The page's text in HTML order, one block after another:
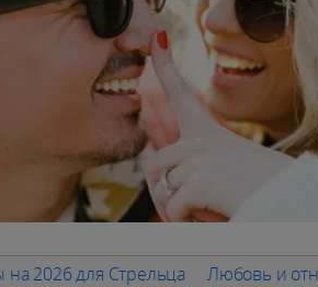
2026 для Стрельца Любовь и